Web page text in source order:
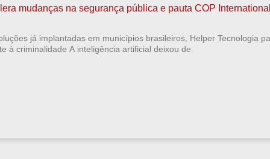
mudanças na segurança pública e pauta COP
já implantadas em municípios brasileiros, Helper Tecnologia
à criminalidade A inteligência artificial deixou de